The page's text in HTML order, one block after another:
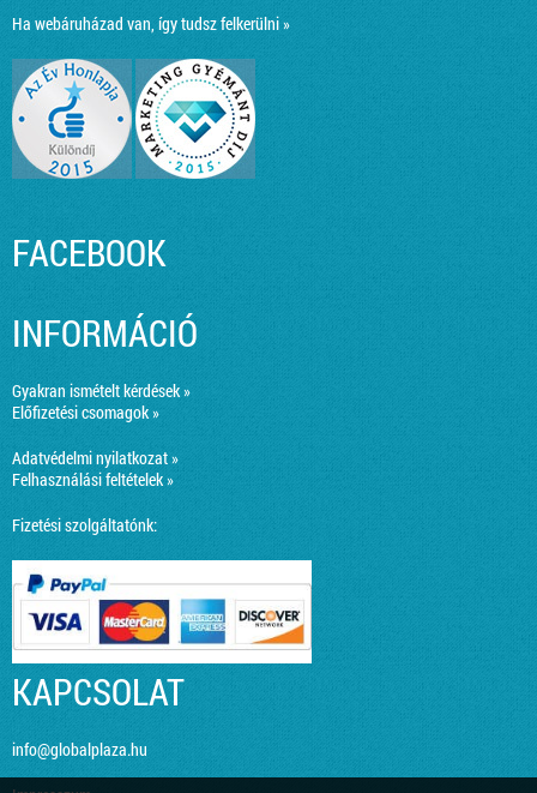
Ha webáruházad van, így tudsz felkerülni »
FACEBOOK
INFORMÁCIÓ
Gyakran ismételt kérdések »
Előfizetési csomagok »
Adatvédelmi nyilatkozat »
Felhasználási feltételek »
Fizetési szolgáltatónk:
KAPCSOLAT
info@globalplaza.hu